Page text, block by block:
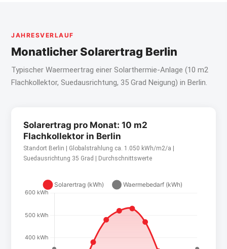
JAHRESVERLAUF
Monatlicher Solarertrag Berlin
Typischer Waermeertrag einer Solarthermie-Anlage (10 m2
Flachkollektor, Suedausrichtung, 35 Grad Neigung) in Berlin.
Solarertrag pro Monat: 10 m2
Flachkollektor in Berlin
Standort Berlin | Globalstrahlung ca. 1.050 kWh/m2/a |
Suedausrichtung 35 Grad | Durchschnittswerte